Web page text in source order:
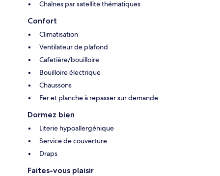
Chaînes par satellite thématiques
Confort
Climatisation
Ventilateur de plafond
Cafetière/bouilloire
Bouilloire électrique
Chaussons
Fer et planche à repasser sur demande
Dormez bien
Literie hypoallergénique
Service de couverture
Draps
Faites-vous plaisir